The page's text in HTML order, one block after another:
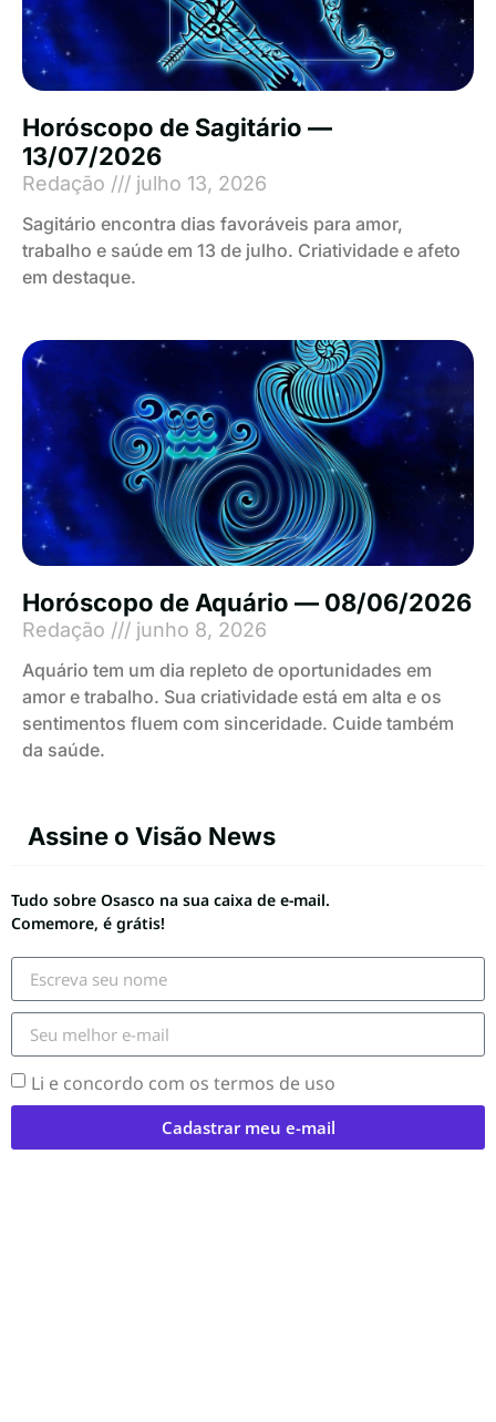
Horóscopo de Sagitário —
13/07/2026
Redação julho 13, 2026
Sagitário encontra dias favoráveis para amor,
trabalho e saúde em 13 de julho. Criatividade e afeto
em destaque.
Horóscopo de Aquário — 08/06/2026
Redação junho 8, 2026
Aquário tem um dia repleto de oportunidades em
amor e trabalho. Sua criatividade está em alta e os
sentimentos fluem com sinceridade. Cuide também
da saúde.
Assine o Visão News
Tudo sobre Osasco na sua caixa de e-mail.
Comemore, é grátis!
Li e concordo com os termos de uso
Cadastrar meu e-mail